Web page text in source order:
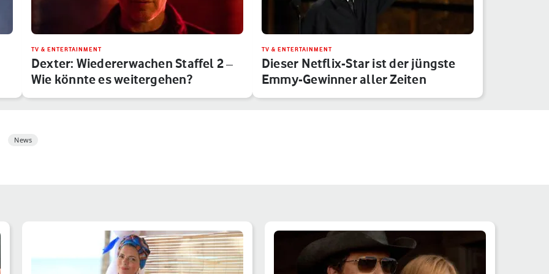
TV & ENTERTAINMENT
Dexter: Wiedererwachen Staffel 2 –
Wie könnte es weitergehen?
TV & ENTERTAINMENT
Dieser Netflix-Star ist der jüngste
Emmy-Gewinner aller Zeiten
News